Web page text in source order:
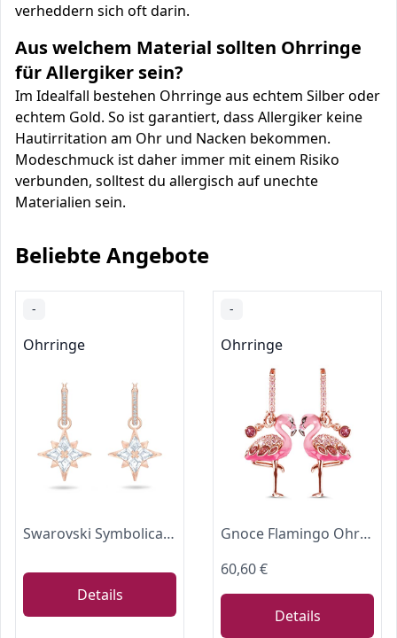
verheddern sich oft darin.
Aus welchem Material sollten Ohrringe
für Allergiker sein?
Im Idealfall bestehen Ohrringe aus echtem Silber oder
echtem Gold. So ist garantiert, dass Allergiker keine
Hautirritation am Ohr und Nacken bekommen.
Modeschmuck ist daher immer mit einem Risiko
verbunden, solltest du allergisch auf unechte
Materialien sein.
Beliebte Angebote
-
Ohrringe
Swarovski Symbolica Drop-Ohrhänger, Stern, Weiß, Roségold-Legierungsschicht
Details
-
Ohrringe
Gnoce Flamingo Ohrhänger Silber 925 Schwarz "Feurige Leidenschaft" Rose Gold Anhänger Ohrringe mit Zirkonia Schmuck Geschenk für Damen Mädchen Ehefrau Geburtstag
60,60 €
Details